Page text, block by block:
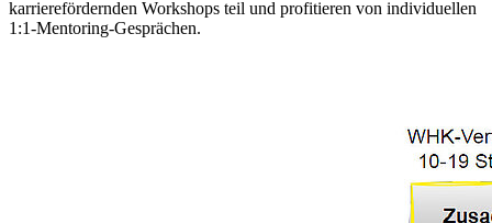
karrierefördernden Workshops teil und profitieren von individuellen
1:1-Mentoring-Gesprächen.